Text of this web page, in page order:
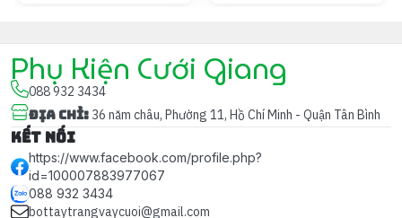
tóc và phong cách váy cưới.
🎀 Tại sao nên chọn?
✅ Tôn lên nét đẹpquý phái & lãng mạn
Phụ Kiện Cưới Giang
088 932 3434
Địa chỉ: 36 năm châu, Phường 11, Hồ Chí Minh - Quận Tân Bình
Kết nối
https://www.facebook.com/profile.php?
id=100007883977067
088 932 3434
bottaytrangvaycuoi@gmail.com